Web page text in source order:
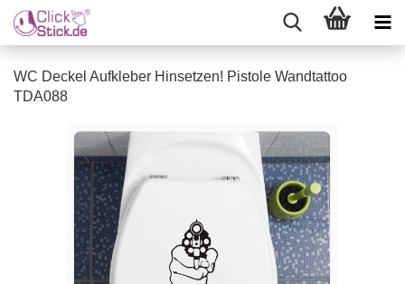
WC Deckel Aufkleber Hinsetzen! Pistole Wandtattoo
TDA088